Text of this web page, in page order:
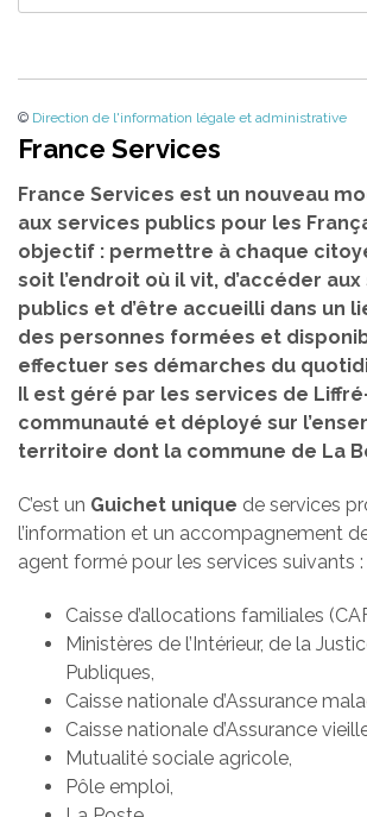
© Direction de l'information légale et administrative
France Services
France Services est un nouveau
aux services publics pour les
objectif : permettre à chaque
soit l’endroit où il vit, d’accéder
publics et d’être accueilli dans un
des personnes formées et
effectuer ses démarches du
Il est géré par les services de
communauté et déployé sur
territoire dont la commune de La
C’est un Guichet unique de services
l’information et un accompagnement
agent formé pour les services suivants :
Caisse d’allocations familiales
Ministères de l’Intérieur, de la
Publiques,
Caisse nationale d’Assurance
Caisse nationale d’Assurance
Mutualité sociale agricole,
Pôle emploi,